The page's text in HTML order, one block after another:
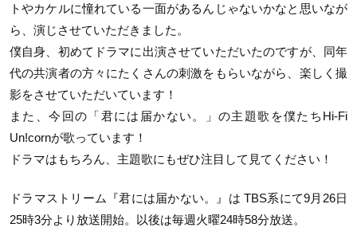
トやカケルに憧れている一面があるんじゃないかなと思いなが
ら、演じさせていただきました。
僕自身、初めてドラマに出演させていただいたのですが、同年
代の共演者の方々にたくさんの刺激をもらいながら、楽しく撮
影をさせていただいています！
また、今回の「君には届かない。」の主題歌を僕たちHi-Fi
Un!cornが歌っています！
ドラマはもちろん、主題歌にもぜひ注目して見てください！
ドラマストリーム『君には届かない。』は TBS系にて9月26日
25時3分より放送開始。以後は毎週火曜24時58分放送。